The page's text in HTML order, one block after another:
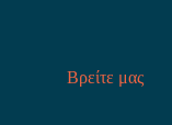
Βρείτε μας